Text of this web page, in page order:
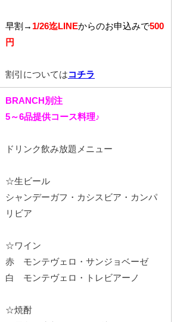
早割→ 1/26迄LINEからのお申込みで500
円
割引については コチラ
BRANCH別注
5～6品提供コース料理♪
ドリンク飲み放題メニュー
☆生ビール
シャンデーガフ・カシスビア・カンパ
リビア
☆ワイン
赤 モンテヴェロ・サンジョベーゼ
白 モンテヴェロ・トレビアーノ
☆焼酎